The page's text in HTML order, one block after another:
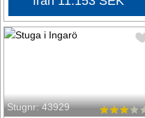
Stugnr: 43929